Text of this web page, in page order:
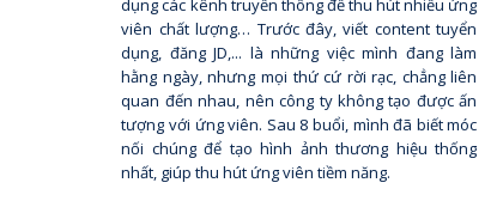
dụng các kênh truyền thông để thu hút nhiều ứng
viên chất lượng… Trước đây, viết content tuyển
dụng, đăng JD,... là những việc mình đang làm
hằng ngày, nhưng mọi thứ cứ rời rạc, chẳng liên
quan đến nhau, nên công ty không tạo được ấn
tượng với ứng viên. Sau 8 buổi, mình đã biết móc
nối chúng để tạo hình ảnh thương hiệu thống
nhất, giúp thu hút ứng viên tiềm năng.